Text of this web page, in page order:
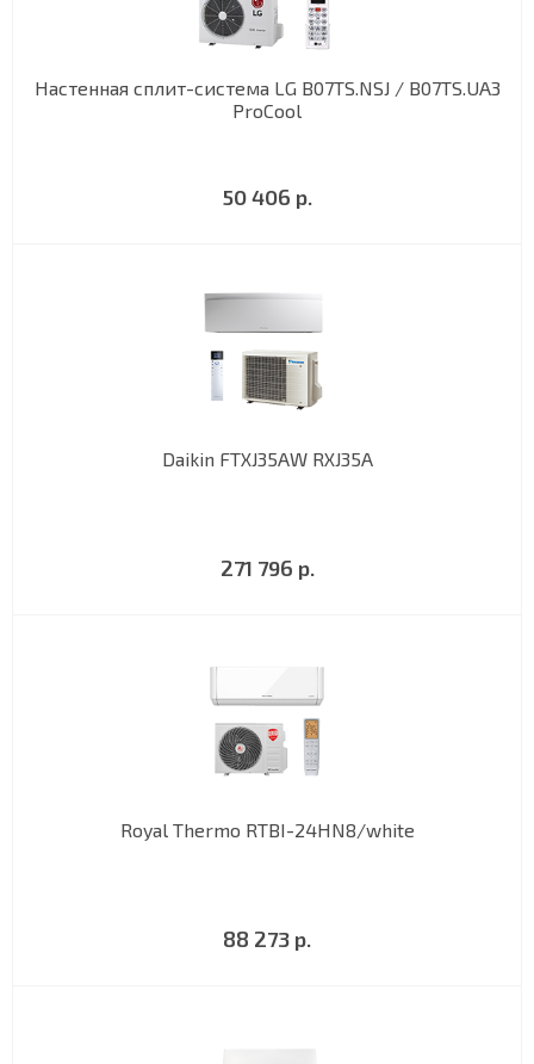
Настенная сплит-система LG B07TS.NSJ / B07TS.UA3
ProCool
50 406 р.
Daikin FTXJ35AW RXJ35A
271 796 р.
Royal Thermo RTBI-24HN8/white
88 273 р.